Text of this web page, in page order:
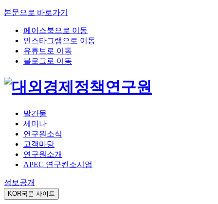
본문으로 바로가기
페이스북으로 이동
인스타그램으로 이동
유튜브로 이동
블로그로 이동
발간물
세미나
연구원소식
고객마당
연구원소개
APEC 연구컨소시엄
정보공개
KOR국문 사이트